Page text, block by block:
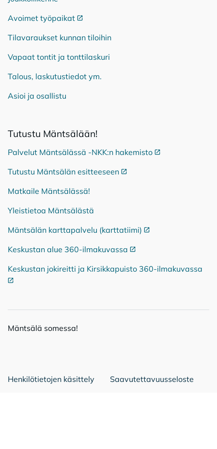
Avoimet työpaikat Ulkoinen linkki
Tilavaraukset kunnan tiloihin
Vapaat tontit ja tonttilaskuri
Talous, laskutustiedot ym.
Asioi ja osallistu
Tu­tus­tu Mänt­sä­lään!
Palvelut Mäntsälässä -NKK:n hakemisto Ulkoinen linkki
Tutustu Mäntsälän esitteeseen Ulkoinen linkki
Matkaile Mäntsälässä!
Yleistietoa Mäntsälästä
Mäntsälän karttapalvelu (karttatiimi) Ulkoinen linkki
Keskustan alue 360-ilmakuvassa Ulkoinen linkki
Keskustan jokireitti ja Kirsikkapuisto 360-ilmakuvassa
Mänt­sä­lä so­mes­sa!
Henkilötietojen käsittely Saavutettavuusseloste